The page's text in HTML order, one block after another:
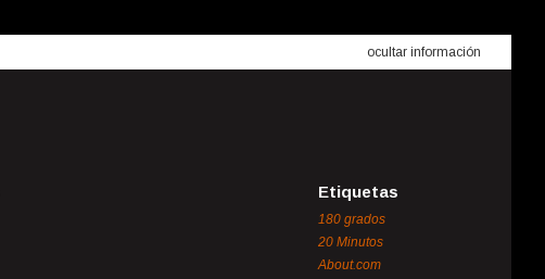
ocultar información
Etiquetas
180 grados
20 Minutos
About.com